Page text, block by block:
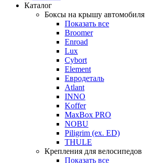
Каталог
Боксы на крышу автомобиля
Показать все
Broomer
Enroad
Lux
Cybort
Element
Евродеталь
Atlant
INNO
Koffer
MaxBox PRO
NOBU
Piligrim (ex. ED)
THULE
Крепления для велосипедов
Показать все